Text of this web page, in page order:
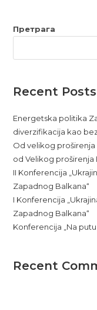
Претрага
Recent Posts
Energetska politika
diverzifikacija kao
Od velikog
od Velikog proširenja
II Konferencija
Zapadnog Balkana“
I Konferencija
Zapadnog Balkana“
Konferencija „Na
Recent